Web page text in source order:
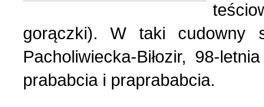
gorączki). W taki cudowny
Pacholiwiecka-Biłozir, 98-
prababcia i praprababcia.